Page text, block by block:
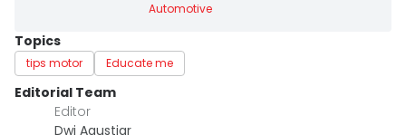
Automotive
Topics
tips motor Educate me
Editorial Team
Editor
Dwi Agustiar